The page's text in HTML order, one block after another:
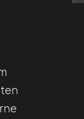
dort
von